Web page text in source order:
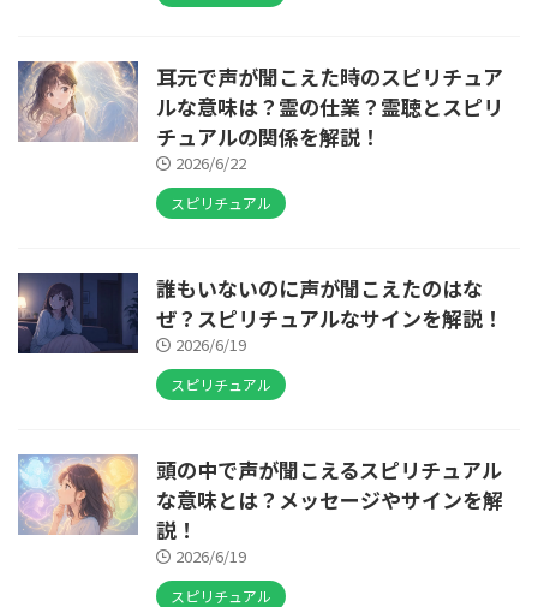
耳元で声が聞こえた時のスピリチュア
ルな意味は？霊の仕業？霊聴とスピリ
チュアルの関係を解説！
2026/6/22
スピリチュアル
誰もいないのに声が聞こえたのはな
ぜ？スピリチュアルなサインを解説！
2026/6/19
スピリチュアル
頭の中で声が聞こえるスピリチュアル
な意味とは？メッセージやサインを解
説！
2026/6/19
スピリチュアル